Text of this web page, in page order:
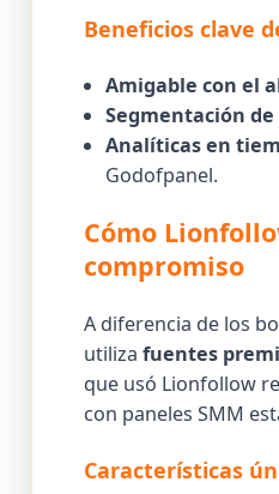
Beneficios clave
Amigable con el
Segmentación
Analíticas en
Godofpanel.
Cómo
compromiso
A diferencia de los
utiliza fuentes
que usó Lionfollow
con paneles SMM
Características